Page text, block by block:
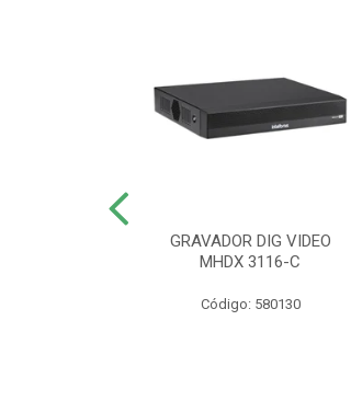
GRAVADOR DIG VIDEO
MHDX 3116-C
Código: 580130